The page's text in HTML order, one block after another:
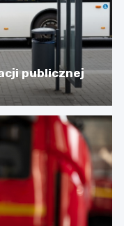
publicznej